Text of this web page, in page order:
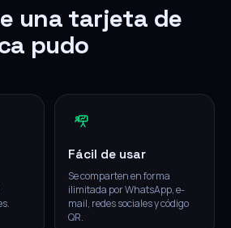
una tarjeta de
pudo
Fácil de usar
Se comparten en forma
ilimitada por WhatsApp, e-
mail, redes sociales y código
QR.